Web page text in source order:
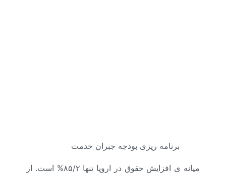
برنامه ریزی بودجه جبران خدمت
میانه ی افزایش حقوق در اروپا تنها ۸۵/۲% است. از